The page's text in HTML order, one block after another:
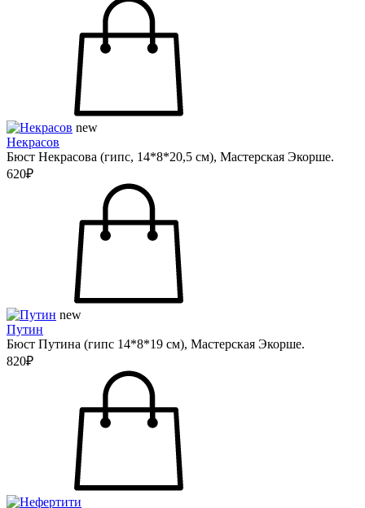
new
Некрасов
Бюст Некрасова (гипс, 14*8*20,5 см), Мастерская Экорше.
620₽
new
Путин
Бюст Путина (гипс 14*8*19 см), Мастерская Экорше.
820₽